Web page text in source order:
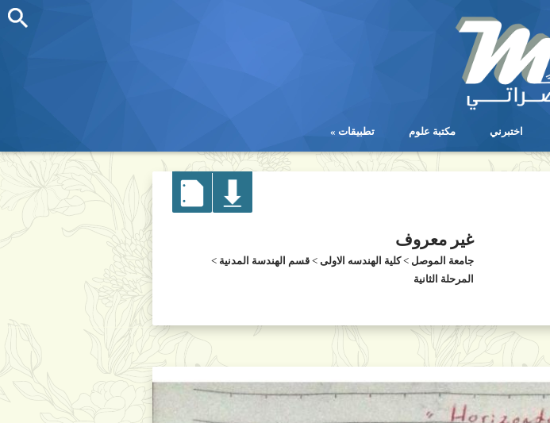
اختبرني
اختبرني مكتبة علوم تطبيقات
غير معروف
جامعة الموصل >كلية الهندسه الاولى > قسم الهندسة المدنية >
المرحلة الثانية